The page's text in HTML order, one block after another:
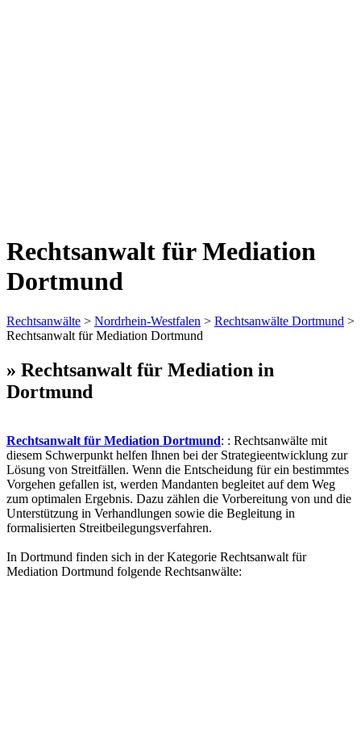
Rechtsanwalt für Mediation
Dortmund
Rechtsanwälte > Nordrhein-Westfalen > Rechtsanwälte Dortmund >
Rechtsanwalt für Mediation Dortmund
» Rechtsanwalt für Mediation in
Dortmund
Rechtsanwalt für Mediation Dortmund: : Rechtsanwälte mit
diesem Schwerpunkt helfen Ihnen bei der Strategieentwicklung zur
Lösung von Streitfällen. Wenn die Entscheidung für ein bestimmtes
Vorgehen gefallen ist, werden Mandanten begleitet auf dem Weg
zum optimalen Ergebnis. Dazu zählen die Vorbereitung von und die
Unterstützung in Verhandlungen sowie die Begleitung in
formalisierten Streitbeilegungsverfahren.
In Dortmund finden sich in der Kategorie Rechtsanwalt für
Mediation Dortmund folgende Rechtsanwälte: